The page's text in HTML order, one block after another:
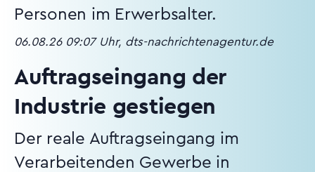
Personen im Erwerbsalter.
06.08.26 09:07 Uhr, dts-nachrichtenagentur.de
Auftragseingang der
Industrie gestiegen
Der reale Auftragseingang im
Verarbeitenden Gewerbe in